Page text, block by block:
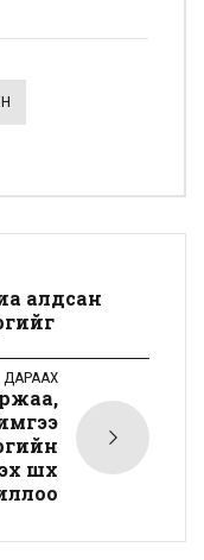
алдсан
ДАРААХ
шүүх